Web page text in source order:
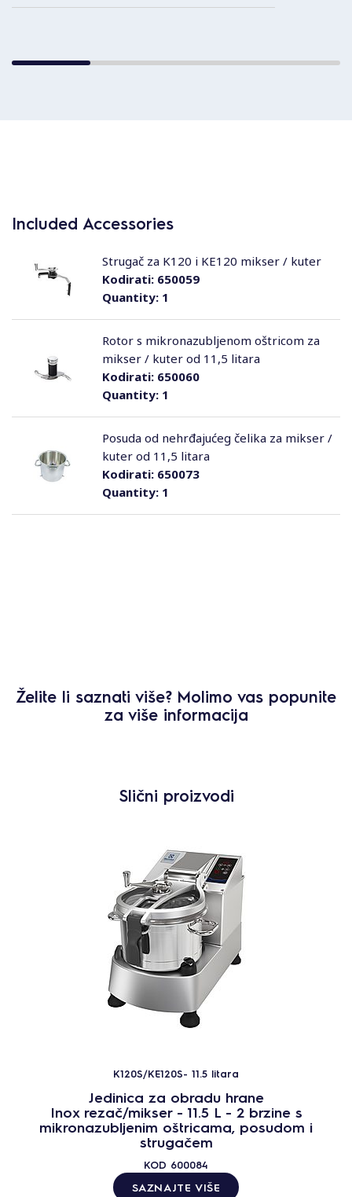
Included Accessories
Quantity:1
Kodirati:650059
Strugač za K120 i KE120 mikser / kuter
Quantity:1
Kodirati:650060
Rotor s mikronazubljenom oštricom za
mikser / kuter od 11,5 litara
Quantity:1
Kodirati:650073
Posuda od nehrđajućeg čelika za mikser /
kuter od 11,5 litara
Želite li saznati više? Molimo vas popunite
za više informacija
Slični proizvodi
K120S/KE120S- 11.5 litara
Jedinica za obradu hrane
Inox rezač/mikser - 11.5 L - 2 brzine s
mikronazubljenim oštricama, posudom i
strugačem
KOD 600084
SAZNAJTE VIŠE